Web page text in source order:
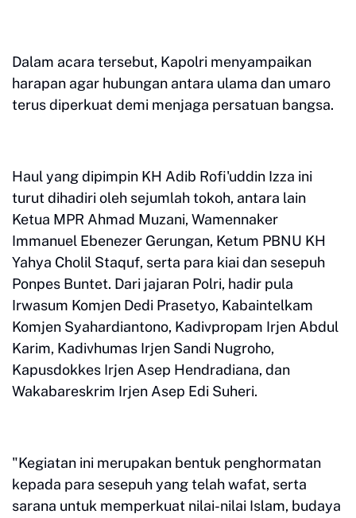
Dalam acara tersebut, Kapolri menyampaikan
harapan agar hubungan antara ulama dan umaro
terus diperkuat demi menjaga persatuan bangsa.
Haul yang dipimpin KH Adib Rofi'uddin Izza ini
turut dihadiri oleh sejumlah tokoh, antara lain
Ketua MPR Ahmad Muzani, Wamennaker
Immanuel Ebenezer Gerungan, Ketum PBNU KH
Yahya Cholil Staquf, serta para kiai dan sesepuh
Ponpes Buntet. Dari jajaran Polri, hadir pula
Irwasum Komjen Dedi Prasetyo, Kabaintelkam
Komjen Syahardiantono, Kadivpropam Irjen Abdul
Karim, Kadivhumas Irjen Sandi Nugroho,
Kapusdokkes Irjen Asep Hendradiana, dan
Wakabareskrim Irjen Asep Edi Suheri.
"Kegiatan ini merupakan bentuk penghormatan
kepada para sesepuh yang telah wafat, serta
sarana untuk memperkuat nilai-nilai Islam, budaya